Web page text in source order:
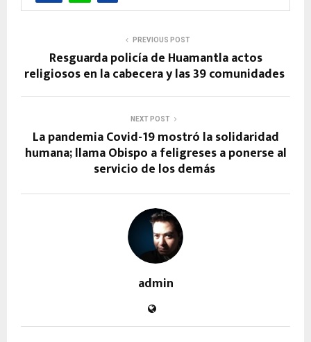
PREVIOUS POST
Resguarda policía de Huamantla actos
religiosos en la cabecera y las 39 comunidades
NEXT POST
La pandemia Covid-19 mostró la solidaridad
humana; llama Obispo a feligreses a ponerse al
servicio de los demás
admin